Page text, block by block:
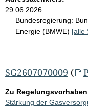
29.06.2026
Bundesregierung:
Energie (BMWE) [alle
SG2607070009 (
Zu
Stärkung der